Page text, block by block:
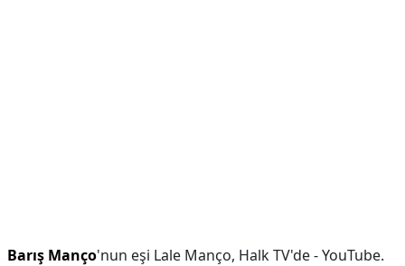
Barış Manço'nun eşi Lale Manço, Halk TV'de - YouTube.